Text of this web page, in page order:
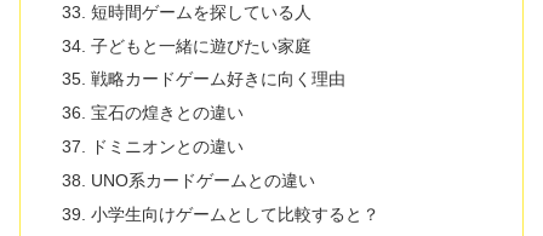
短時間ゲームを探している人
子どもと一緒に遊びたい家庭
戦略カードゲーム好きに向く理由
宝石の煌きとの違い
ドミニオンとの違い
UNO系カードゲームとの違い
小学生向けゲームとして比較すると？